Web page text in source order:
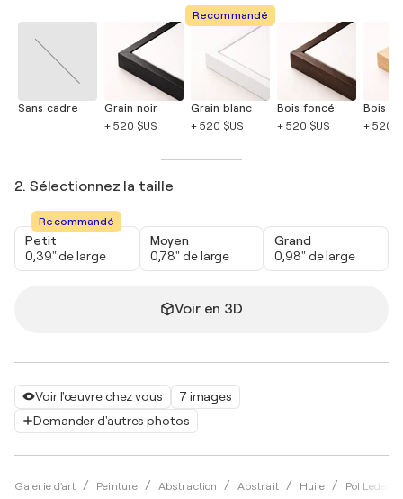
Voir l'œuvre chez vous
7 images
Demander d'autres photos
Galerie d'art Peinture Abstraction Abstrait Huile Pol Ledent
Sans cadre
Grain noir
+ 520 $US
Recommandé
Grain blanc
+ 520 $US
Bois foncé
+ 520 $US
Bois
+ 520
2. Sélectionnez la taille
Recommandé
Petit
0,39" de large
Moyen
0,78" de large
Grand
0,98" de large
Voir en 3D